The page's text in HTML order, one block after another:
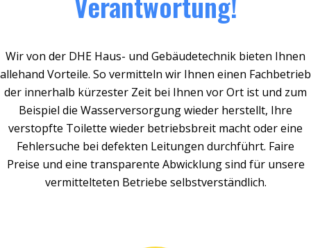
Wir von der DHE Haus- und Gebäudetechnik bieten Ihnen
allehand Vorteile. So vermitteln wir Ihnen einen Fachbetrieb
der innerhalb kürzester Zeit bei Ihnen vor Ort ist und zum
Beispiel die Wasserversorgung wieder herstellt, Ihre
verstopfte Toilette wieder betriebsbreit macht oder eine
Fehlersuche bei defekten Leitungen durchführt. Faire
Preise und eine transparente Abwicklung sind für unsere
vermittelteten Betriebe selbstverständlich.